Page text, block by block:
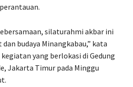
silaturahmi akbar ini
budaya Minangkabau,” kata
yang berlokasi di Gedung
Jakarta Timur pada Minggu